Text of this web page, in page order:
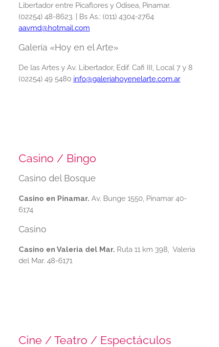
Libertador entre Picaflores y Odisea, Pinamar.
(02254) 48-8623. | Bs As.: (011) 4304-2764
aavmd@hotmail.com
Galería «Hoy en el Arte»
De las Artes y Av. Libertador, Edif. Cafi III, Local 7 y 8
(02254) 49 5480 info@galeriahoyenelarte.com.ar
Casino / Bingo
Casino del Bosque
Casino en Pinamar. Av. Bunge 1550, Pinamar 40-
6174
Casino
Casino en Valeria del Mar. Ruta 11 km 398, Valeria
del Mar. 48-6171
Cine / Teatro / Espectáculos